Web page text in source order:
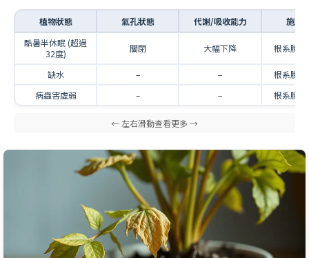
植物狀態 氣孔狀態 代謝/吸收能力
施肥
酷暑半休眠 (超過
32度)
關閉 大幅下降 根系脫
缺水 – –
根系脫
病蟲害虛弱
– – 根系脫